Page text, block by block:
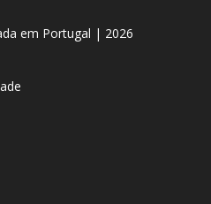
em Portugal | 2026